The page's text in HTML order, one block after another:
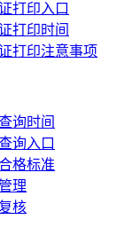
打印入口
打印时间
打印注意事项
询时间
询入口
格标准
理
核